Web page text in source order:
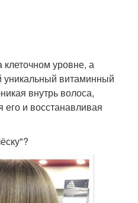
клеточном уровне, а
уникальный витаминный
внутрь волоса,
его и восстанавливая